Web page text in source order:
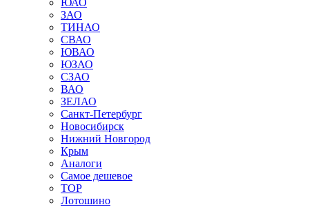
ЮАО
ЗАО
ТИНАО
СВАО
ЮВАО
ЮЗАО
СЗАО
ВАО
ЗЕЛАО
Санкт-Петербург
Новосибирск
Нижний Новгород
Крым
Аналоги
Самое дешевое
TOP
Лотошино